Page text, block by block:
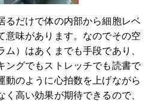
るだけで体の内部から細胞レベ
意味があります。なのでその空
ム）はあくまでも手段であり、
ングでもストレッチでも読書で
動のように心拍数を上げながら
高い効果が期待できるので、